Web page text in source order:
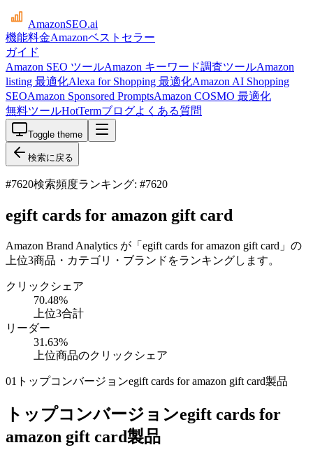
AmazonSEO.ai
機能料金Amazonベストセラー
ガイド
Amazon SEO ツールAmazon キーワード調査ツールAmazon
listing 最適化Alexa for Shopping 最適化Amazon AI Shopping
SEOAmazon Sponsored PromptsAmazon COSMO 最適化
無料ツールHotTermブログよくある質問
Toggle theme
検索に戻る
#7620検索頻度ランキング: #7620
egift cards for amazon gift card
Amazon Brand Analytics が「egift cards for amazon gift card」の
上位3商品・カテゴリ・ブランドをランキングします。
クリックシェア
70.48%
上位3合計
リーダー
31.63%
上位商品のクリックシェア
01 トップコンバージョンegift cards for amazon gift card製品
トップコンバージョンegift cards for
amazon gift card製品